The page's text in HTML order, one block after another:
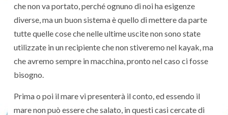
che non va portato, perché ognuno di noi ha esigenze
diverse, ma un buon sistema è quello di mettere da parte
tutte quelle cose che nelle ultime uscite non sono state
utilizzate in un recipiente che non stiveremo nel kayak, ma
che avremo sempre in macchina, pronto nel caso ci fosse
bisogno.
Prima o poi il mare vi presenterà il conto, ed essendo il
mare non può essere che salato, in questi casi cercate di